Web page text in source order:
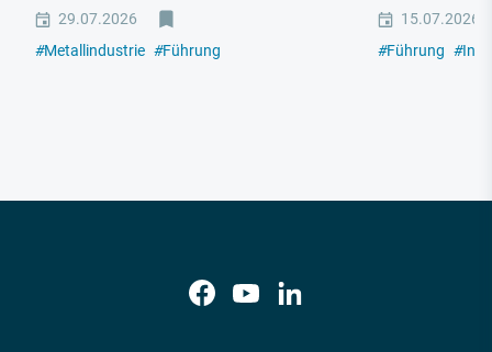
29.07.2026
#Metallindustrie #Führung
15.07.2026
#Führung #